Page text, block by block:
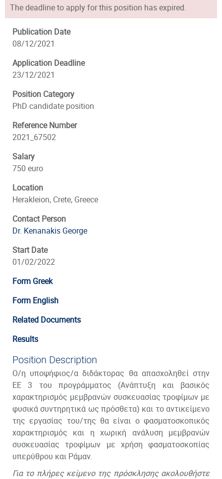
The deadline to apply for this position has expired.
Publication Date
08/12/2021
Application Deadline
23/12/2021
Position Category
PhD candidate position
Reference Number
2021_67502
Salary
750 euro
Location
Herakleion, Crete, Greece
Contact Person
Dr. Kenanakis George
Start Date
01/02/2022
Form Greek
Form English
Related Documents
Results
Position Description
Ο/η υποψήφιος/α διδάκτορας θα απασχοληθεί στην
ΕΕ 3 του προγράμματος (Ανάπτυξη και βασικός
χαρακτηρισμός μεμβρανών συσκευασίας τροφίμων με
φυσικά συντηρητικά ως πρόσθετα) και το αντικείμενο
της εργασίας του/της θα είναι ο φασματοσκοπικός
χαρακτηρισμός και η χωρική ανάλυση μεμβρανών
συσκευασίας τροφίμων με χρήση φασματοσκοπίας
υπερύθρου και Ράμαν.
Για το πλήρες κείμενο της πρόσκλησης ακολουθήστε